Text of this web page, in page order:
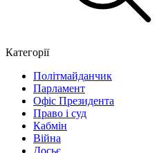
Категорії
Політмайданчик
Парламент
Офіс Президента
Право і суд
Кабмін
Війна
Досьє